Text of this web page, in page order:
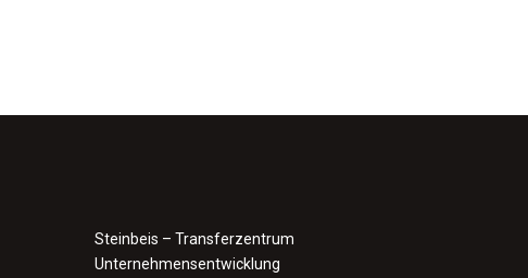
Steinbeis – Transferzentrum
Unternehmensentwicklung